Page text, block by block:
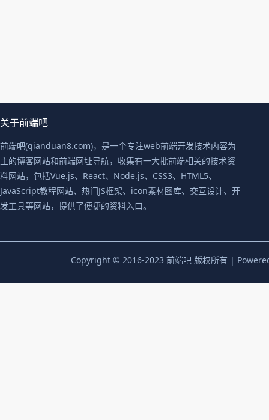
关于前端吧
前端吧(qianduan8.com)，是一个专注web前端开发技术内容为
主的博客网站和前端网址导航，收集有一大批前端相关的技术资
料网站，包括Vue.js、React、Node.js、CSS3、HTML5、
JavaScript教程网站、热门JS框架、icon素材图库、交互设计、开
发工具等网站，提供了便捷的资料入口。
Copyright © 2016-2023 前端吧 版权所有 |